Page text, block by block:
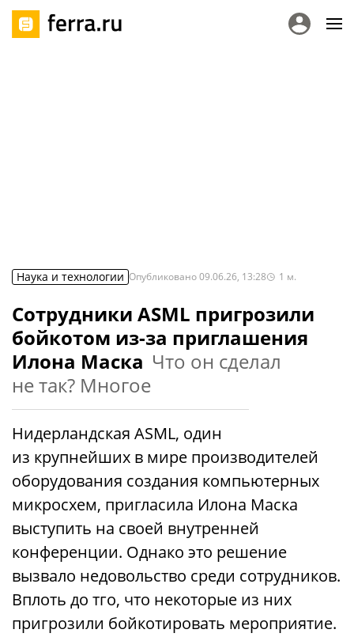
Наука и технологии Опубликовано09.06.26, 13:28 1 м.
Сотрудники ASML пригрозили
бойкотом из-за приглашения
Илона Маска Что он сделал
не так? Многое
Нидерландская ASML, один
из крупнейших в мире производителей
оборудования создания компьютерных
микросхем, пригласила Илона Маска
выступить на своей внутренней
конференции. Однако это решение
вызвало недовольство среди сотрудников.
Вплоть до тго, что некоторые из них
пригрозили бойкотировать мероприятие.